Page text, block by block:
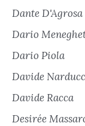
Dante D'Agrosa
Dario
Dario Piola
Davide
Davide Racca
Desirée